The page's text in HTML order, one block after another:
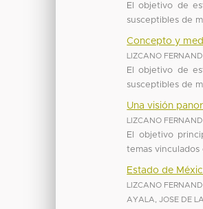
El objetivo de
susceptibles de
Concepto y
LIZCANO
El objetivo de
susceptibles de
Una visión
LIZCANO
El objetivo
temas
Estado de
LIZCANO
AYALA, JOSE DE